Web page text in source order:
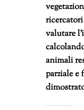
valutare
animali
parziale